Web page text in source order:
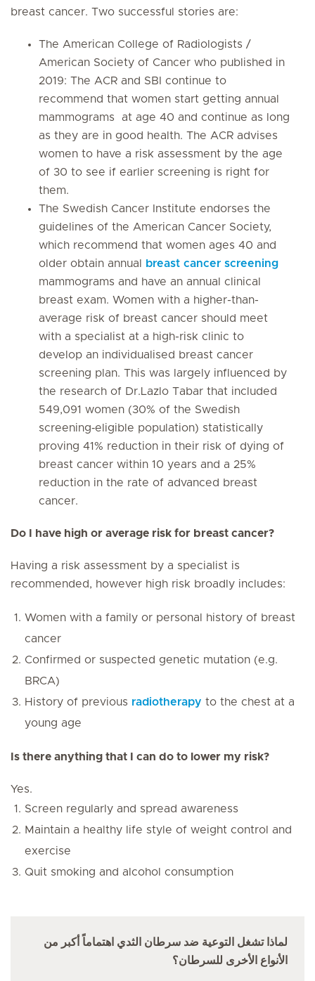
breast cancer. Two successful stories are:
The American College of Radiologists /
American Society of Cancer who published in
2019: The ACR and SBI continue to
recommend that women start getting annual
mammograms at age 40 and continue as long
as they are in good health. The ACR advises
women to have a risk assessment by the age
of 30 to see if earlier screening is right for
them.
The Swedish Cancer Institute endorses the
guidelines of the American Cancer Society,
which recommend that women ages 40 and
older obtain annual
breast cancer screening
mammograms and have an annual clinical
breast exam. Women with a higher-than-
average risk of breast cancer should meet
with a specialist at a high-risk clinic to
develop an individualised breast cancer
screening plan. This was largely influenced by
the research of Dr.Lazlo Tabar that included
549,091 women (30% of the Swedish
screening‐eligible population) statistically
proving 41% reduction in their risk of dying of
breast cancer within 10 years and a 25%
reduction in the rate of advanced breast
cancer.
Do I have high or average risk for breast cancer?
Having a risk assessment by a specialist is
recommended, however high risk broadly includes:
Women with a family or personal history of breast
cancer
Confirmed or suspected genetic mutation (e.g.
BRCA)
History of previous radiotherapy to the chest at a
young age
Is there anything that I can do to lower my risk?
Yes.
Screen regularly and spread awareness
Maintain a healthy life style of weight control and
exercise
Quit smoking and alcohol consumption
لماذا تشغل التوعية ضد سرطان الثدي اهتماماً أكبر من
الأنواع الأخرى للسرطان؟